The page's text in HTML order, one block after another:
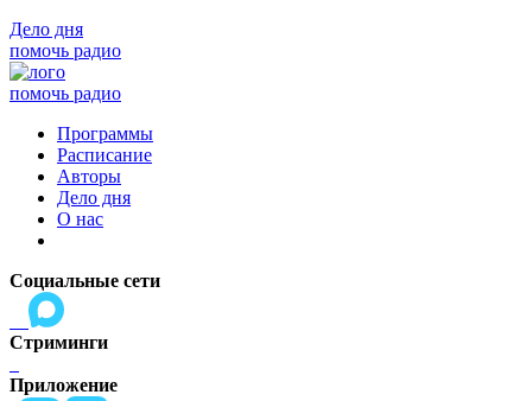
Дело дня
помочь радио
помочь радио
Программы
Расписание
Авторы
Дело дня
О нас
Социальные сети
Стриминги
Приложение